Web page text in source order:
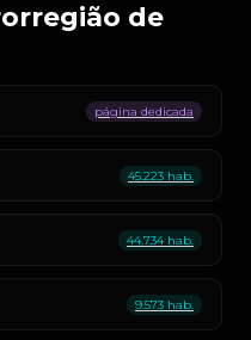
de
página dedicada
45.223 hab.
44.734 hab.
9.573 hab.